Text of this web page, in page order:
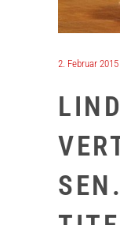
2. Februar 2015